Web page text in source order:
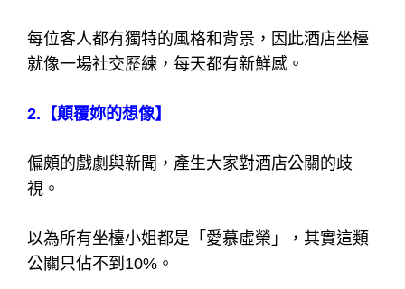
每位客人都有獨特的風格和背景，因此酒店坐檯
就像一場社交歷練，每天都有新鮮感。
2. 【顛覆妳的想像】
偏頗的戲劇與新聞，產生大家對酒店公關的歧
視。
以為所有坐檯小姐都是「愛慕虛榮」，其實這類
公關只佔不到10%。